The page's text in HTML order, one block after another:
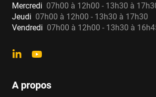
Mercredi 07h00 à 12h00 - 13h30 à
Jeudi 07h00 à 12h00 - 13h30 à 17h30
Vendredi 07h00 à 12h00 - 13h30 à
A propos